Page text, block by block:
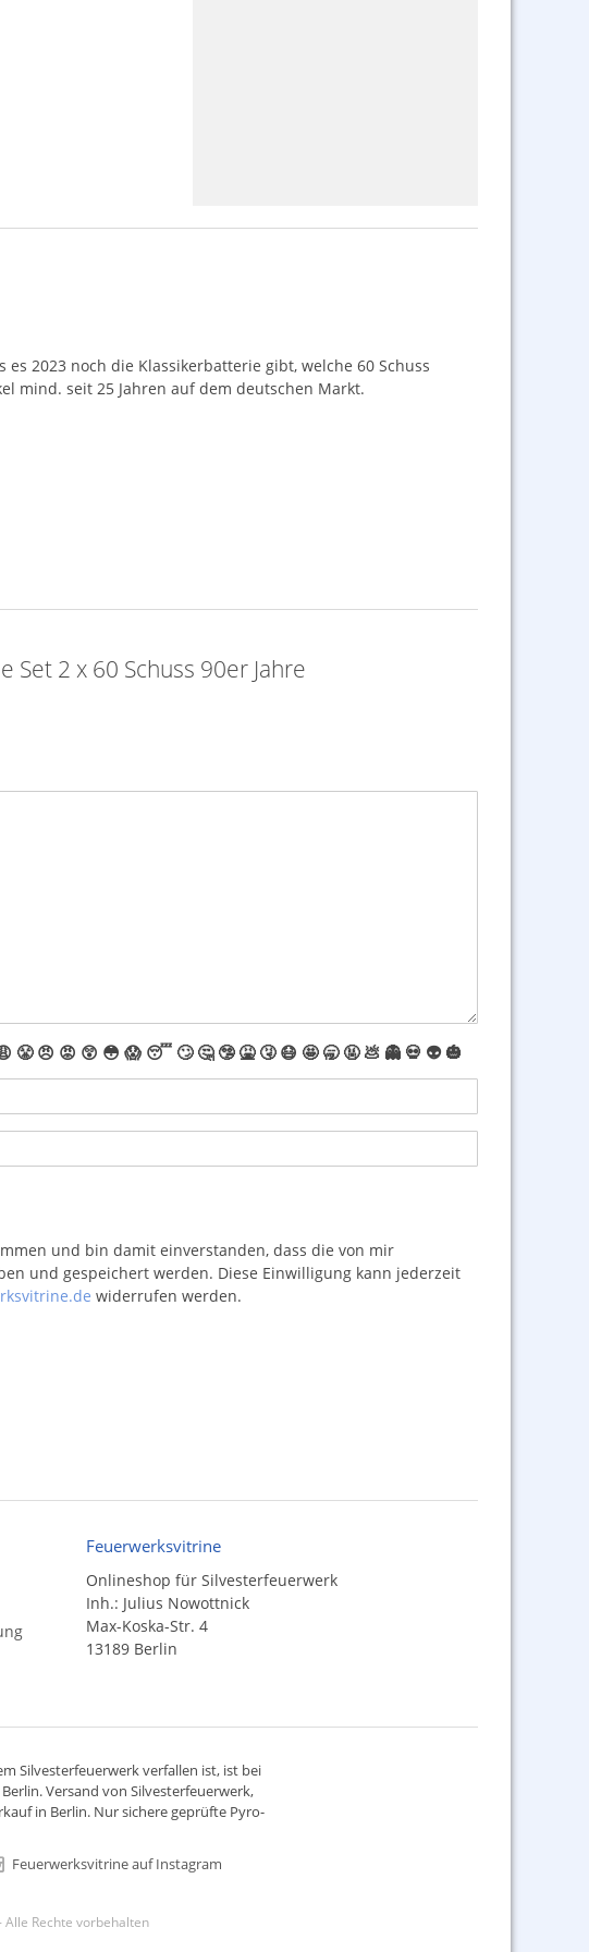
2023 noch die Klassikerbatterie gibt, welche 60 Schuss
mind. seit 25 Jahren auf dem deutschen Markt.
2 x 60 Schuss 90er Jahre
😤 😠 😡 😲 😳 😱 😴 🙄 🤔 🤥 🤮 🤧 😷 🤩 🥱 🤬 💩 👻 💀 👽 🎃
und bin damit einverstanden, dass die von mir
und gespeichert werden. Diese Einwilligung kann jederzeit
widerrufen werden.
Feuerwerksvitrine
Onlineshop für Silvesterfeuerwerk
Inh.: Julius Nowottnick
Max-Koska-Str. 4
13189 Berlin
Silvesterfeuerwerk verfallen ist, ist bei
Versand von Silvesterfeuerwerk,
in Berlin. Nur sichere geprüfte Pyro-
Feuerwerksvitrine auf Instagram
Alle Rechte vorbehalten